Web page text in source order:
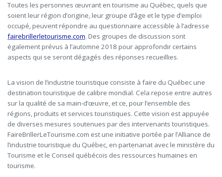
Toutes les personnes œuvrant en tourisme au Québec, quels que
soient leur région d’origine, leur groupe d’âge et le type d’emploi
occupé, peuvent répondre au questionnaire accessible à l’adresse
fairebrillerletourisme.com. Des groupes de discussion sont
également prévus à l’automne 2018 pour approfondir certains
aspects qui se seront dégagés des réponses recueillies.
La vision de l’industrie touristique consiste à faire du Québec une
destination touristique de calibre mondial. Cela repose entre autres
sur la qualité de sa main-d’œuvre, et ce, pour l’ensemble des
régions, produits et services touristiques. Cette vision est appuyée
de diverses mesures soutenues par des intervenants touristiques.
FaireBrillerLeTourisme.com est une initiative portée par l’Alliance de
l’industrie touristique du Québec, en partenariat avec le ministère du
Tourisme et le Conseil québécois des ressources humaines en
tourisme.